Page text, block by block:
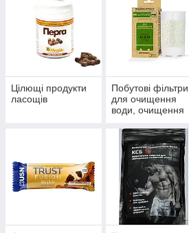
Цілющі продукти
ласощів
Побутові фільтри
для очищення
води, очищення
водопостачання й
опалення